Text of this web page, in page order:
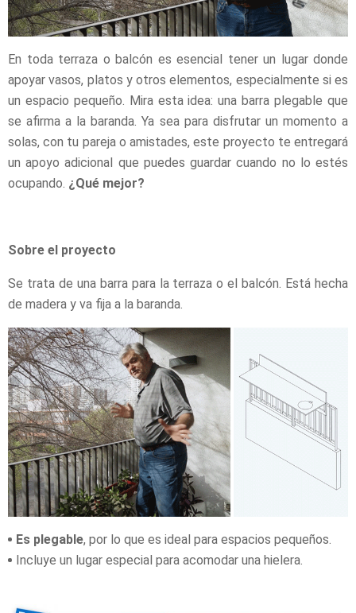
En toda terraza o balcón es esencial tener un lugar donde
apoyar vasos, platos y otros elementos, especialmente si es
un espacio pequeño. Mira esta idea: una barra plegable que
se afirma a la baranda. Ya sea para disfrutar un momento a
solas, con tu pareja o amistades, este proyecto te entregará
un apoyo adicional que puedes guardar cuando no lo estés
ocupando. ¿Qué mejor?
Sobre el proyecto
Se trata de una barra para la terraza o el balcón. Está hecha
de madera y va fija a la baranda.
Es plegable, por lo que es ideal para espacios pequeños.
Incluye un lugar especial para acomodar una hielera.